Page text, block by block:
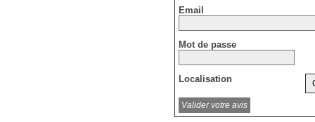
Email
Mot de passe
Localisation